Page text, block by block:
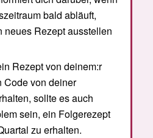
bald abläuft,
neues Rezept ausstellen
Rezept von deinem:r
Code von deiner
sollte es auch
sein, ein Folgerezept
zu erhalten.